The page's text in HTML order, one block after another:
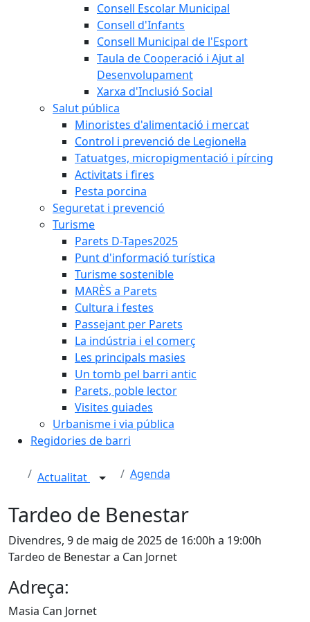
Consell Escolar Municipal
Consell d'Infants
Consell Municipal de l'Esport
Taula de Cooperació i Ajut al
Desenvolupament
Xarxa d'Inclusió Social
Salut pública
Minoristes d'alimentació i mercat
Control i prevenció de Legionel·la
Tatuatges, micropigmentació i pírcing
Activitats i fires
Pesta porcina
Seguretat i prevenció
Turisme
Parets D-Tapes2025
Punt d'informació turística
Turisme sostenible
MARÈS a Parets
Cultura i festes
Passejant per Parets
La indústria i el comerç
Les principals masies
Un tomb pel barri antic
Parets, poble lector
Visites guiades
Urbanisme i via pública
Regidories de barri
Actualitat Agenda
Tardeo de Benestar
Divendres, 9 de maig de 2025 de 16:00h a 19:00h
Tardeo de Benestar a Can Jornet
Adreça:
Masia Can Jornet